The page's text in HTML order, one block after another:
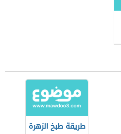
طريقة طبخ الزهرة